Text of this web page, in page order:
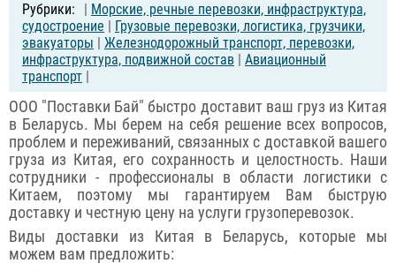
| Морские, речные перевозки, инфраструктура,
судостроение | Грузовые перевозки, логистика, грузчики,
эвакуаторы | Железнодорожный транспорт, перевозки,
инфраструктура, подвижной состав | Авиационный
транспорт |
ООО "Поставки Бай" быстро доставит ваш груз из Китая
в Беларусь. Мы берем на себя решение всех вопросов,
проблем и переживаний, связанных с доставкой вашего
груза из Китая, его сохранность и целостность. Наши
сотрудники - профессионалы в области логистики с
Китаем, поэтому мы гарантируем Вам быструю
доставку и честную цену на услуги грузоперевозок.
Виды доставки из Китая в Беларусь, которые мы
можем вам предложить: